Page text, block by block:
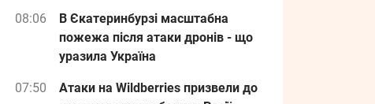
08:06
В Єкатеринбурзі масштабна
пожежа після атаки дронів - що
уразила Україна
07:50
Атаки на Wildberries призвели до